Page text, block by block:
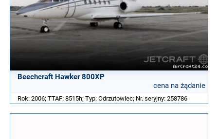
Beechcraft Hawker 800XP
cena na żądanie
Rok: 2006; TTAF: 8515h; Typ: Odrzutowiec; Nr. seryjny: 258786